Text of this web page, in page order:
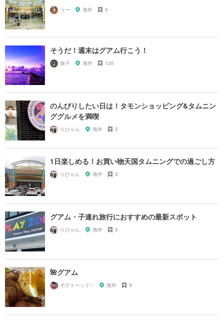
うー 海外 0
そうだ！週末はグアム行こう！
旅子 海外 120
のんびりしたい日は！タモンショッピング&タムニン
ググルメを満喫
りひゃん 海外 2
1日楽しめる！お買い物天国タムニングでの過ごし方
りひゃん 海外 3
グアム・子連れ旅行におすすめの最新スポット
りひゃん 海外 0
🌺グアム
ポテトヘッド✨ 海外 9